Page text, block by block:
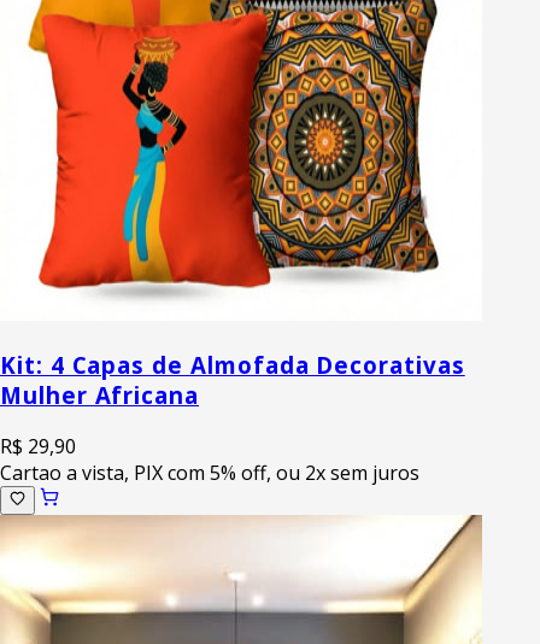
Kit: 4 Capas de Almofada Decorativas
Mulher Africana
R$ 29,90
Cartao a vista, PIX com 5% off, ou 2x sem juros